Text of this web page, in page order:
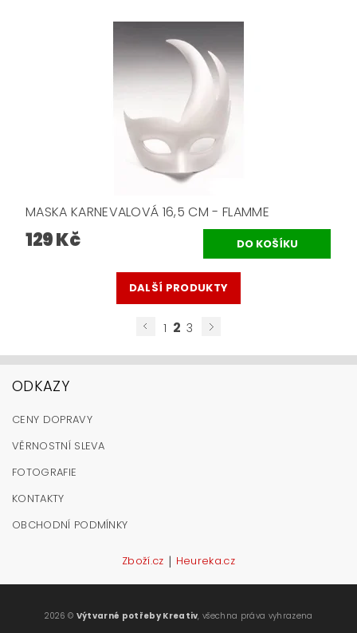
MASKA KARNEVALOVÁ 16,5 CM - FLAMME
129 Kč
DALŠÍ PRODUKTY
1 2 3
ODKAZY
CENY DOPRAVY
VĚRNOSTNÍ SLEVA
FOTOGRAFIE
KONTAKTY
OBCHODNÍ PODMÍNKY
Zboží.cz | Heureka.cz
2026 © Výtvarné potřeby Kreativ, všechna práva vyhrazena